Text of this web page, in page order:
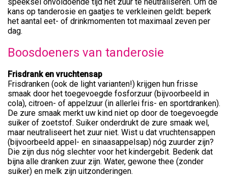
kans op tanderosie en gaatjes te verkleinen geldt: beperk
het aantal eet- of drinkmomenten tot maximaal zeven per
dag.
Boosdoeners van tanderosie
Frisdrank en vruchtensap
Frisdranken (ook de light varianten!) krijgen hun frisse
smaak door het toegevoegde fosforzuur (bijvoorbeeld in
cola), citroen- of appelzuur (in allerlei fris- en sportdranken).
De zure smaak merkt uw kind niet op door de toegevoegde
suiker of zoetstof. Suiker onderdrukt de zure smaak wel,
maar neutraliseert het zuur niet. Wist u dat vruchtensappen
(bijvoorbeeld appel- en sinaasappelsap) nóg zuurder zijn?
Die zijn dus nóg slechter voor het kindergebit. Bedenk dat
bijna alle dranken zuur zijn. Water, gewone thee (zonder
suiker) en melk zijn uitzonderingen.